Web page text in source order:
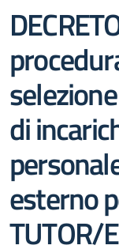
di
esterno
TUTOR/